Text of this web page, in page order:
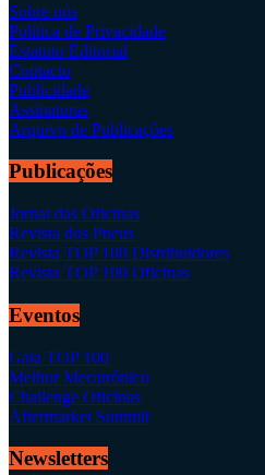
Sobre nós
Política de Privacidade
Estatuto Editorial
Contacto
Publicidade
Assinaturas
Arquivo de Publicações
Publicações
Jornal das Oficinas
Revista dos Pneus
Revista TOP 100 Distribuidores
Revista TOP 100 Oficinas
Eventos
Gala TOP 100
Melhor Mecatrónico
Challenge Oficinas
Aftermarket Summit
Newsletters